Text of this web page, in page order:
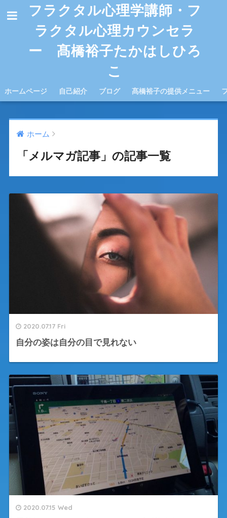
フラクタル心理学講師・フ
ラクタル心理カウンセラ
ー 髙橋裕子たかはしひろ
こ
ホームページ 自己紹介 ブログ 髙橋裕子の提供メニュー
ホーム
「メルマガ記事」の記事一覧
2020.07.17 Fri
自分の姿は自分の目で見れない
2020.07.15 Wed